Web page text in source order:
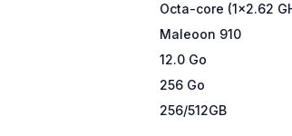
Octa-core (1x2.62
Maleoon 910
12.0 Go
256 Go
256/512GB